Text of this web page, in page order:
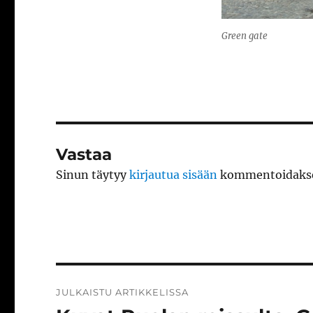
Green gate
Vastaa
Sinun täytyykirjautua sisään
selaus
JULKAISTU ARTIKKELISSA